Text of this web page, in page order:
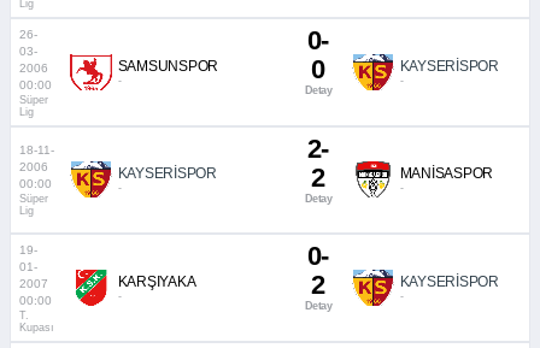
Lig
26-
03-
2006
00:00
Süper
Lig
SAMSUNSPOR
-
0-
0
Detay
KAYSERİSPOR
-
18-11-
2006
00:00
Süper
Lig
KAYSERİSPOR
-
2-
2
Detay
MANİSASPOR
-
19-
01-
2007
00:00
T.
Kupası
KARŞIYAKA
-
0-
2
Detay
KAYSERİSPOR
-